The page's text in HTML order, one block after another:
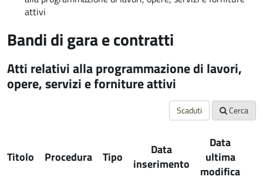
attivi
Bandi di gara e contratti
Atti relativi alla programmazione di lavori,
opere, servizi e forniture attivi
Scaduti Cerca
Titolo Procedura Tipo
Data
inserimento
Data
ultima
modifica